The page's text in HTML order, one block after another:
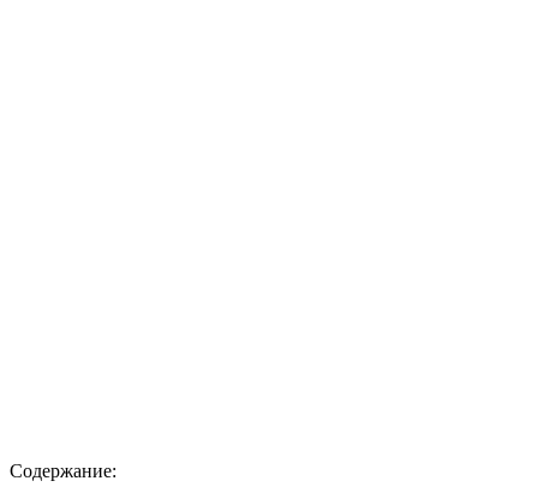
Содержание: